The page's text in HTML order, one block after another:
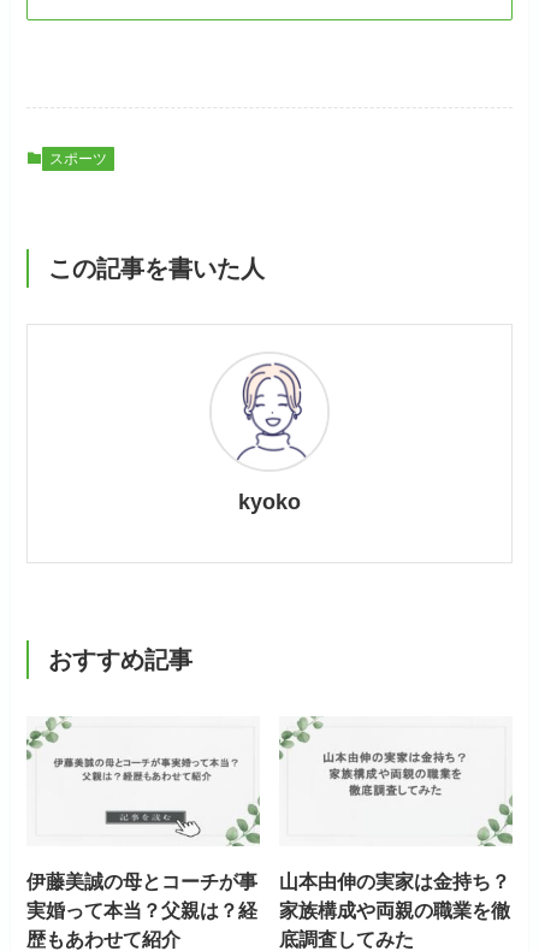
スポーツ
この記事を書いた人
kyoko
おすすめ記事
伊藤美誠の母とコーチが事
実婚って本当？父親は？経
歴もあわせて紹介
山本由伸の実家は金持ち？
家族構成や両親の職業を徹
底調査してみた